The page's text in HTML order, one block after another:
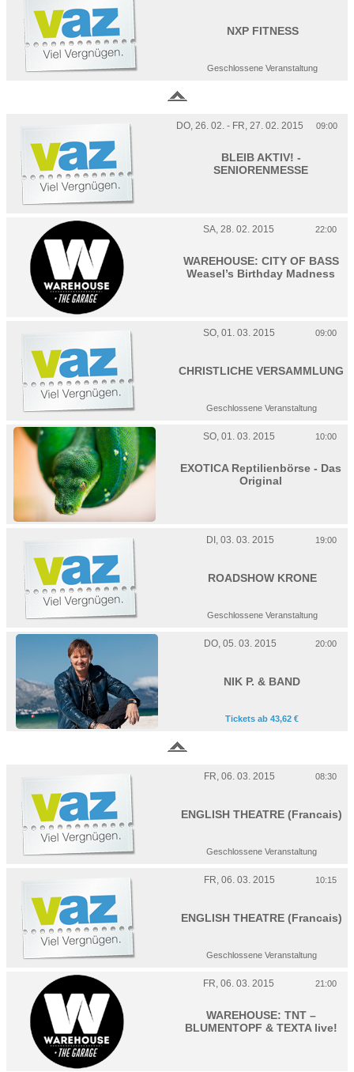
NXP FITNESS
Geschlossene Veranstaltung
DO, 26. 02. - FR, 27. 02. 2015 09:00
BLEIB AKTIV! -
SENIORENMESSE
SA, 28. 02. 2015 22:00
WAREHOUSE: CITY OF BASS
Weasel’s Birthday Madness
SO, 01. 03. 2015 09:00
CHRISTLICHE VERSAMMLUNG
Geschlossene Veranstaltung
SO, 01. 03. 2015 10:00
EXOTICA Reptilienbörse - Das
Original
DI, 03. 03. 2015 19:00
ROADSHOW KRONE
Geschlossene Veranstaltung
DO, 05. 03. 2015 20:00
NIK P. & BAND
Tickets ab 43,62 €
FR, 06. 03. 2015 08:30
ENGLISH THEATRE (Francais)
Geschlossene Veranstaltung
FR, 06. 03. 2015 10:15
ENGLISH THEATRE (Francais)
Geschlossene Veranstaltung
FR, 06. 03. 2015 21:00
WAREHOUSE: TNT –
BLUMENTOPF & TEXTA live!